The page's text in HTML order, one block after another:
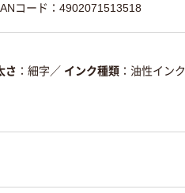
コード：4902071513518
さ 細字 ／ インク種類 油性インク